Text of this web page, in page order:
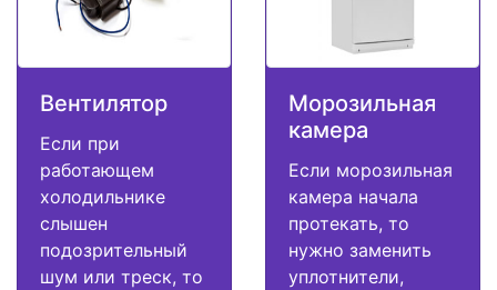
Вентилятор
Если при
работающем
холодильнике
слышен
подозрительный
шум или треск, то
Морозильная
камера
Если морозильная
камера начала
протекать, то
нужно заменить
уплотнители,